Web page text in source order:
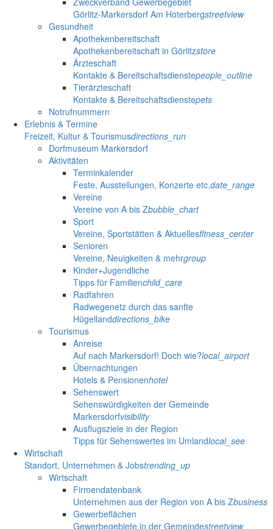
Görlitz-Markersdorf Am Hoterbergstreetview
Gesundheit
Apothekenbereitschaft
Apothekenbereitschaft in Görlitzstore
Ärzteschaft
Kontakte & Bereitschaftsdienstepeople_outline
Tierärzteschaft
Kontakte & Bereitschaftsdienstepets
Notrufnummern
Erlebnis & Termine
Freizeit, Kultur & Tourismusdirections_run
Dorfmuseum Markersdorf
Aktivitäten
Terminkalender
Feste, Ausstellungen, Konzerte etc.date_range
Vereine
Vereine von A bis Zbubble_chart
Sport
Vereine, Sportstätten & Aktuellesfitness_center
Senioren
Vereine, Neuigkeiten & mehrgroup
Kinder+Jugendliche
Tipps für Familienchild_care
Radfahren
Radwegenetz durch das sanfte
Hügellanddirections_bike
Tourismus
Anreise
Auf nach Markersdorf! Doch wie?local_airport
Übernachtungen
Hotels & Pensionenhotel
Sehenswert
Sehenswürdigkeiten der Gemeinde
Markersdorfvisibility
Ausflugsziele in der Region
Tipps für Sehenswertes im Umlandlocal_see
Wirtschaft
Standort, Unternehmen & Jobstrending_up
Wirtschaft
Firmendatenbank
Unternehmen aus der Region von A bis Zbusiness
Gewerbeflächen
Gewerbegebiete in der Gemeindestreetview